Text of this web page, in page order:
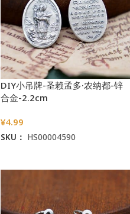
DIY小吊牌-圣赖孟多·农纳都-锌
合金-2.2cm
¥4.99
SKU： HS00004590